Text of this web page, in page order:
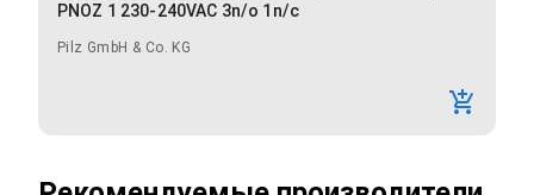
PNOZ 1 230-240VAC 3n/o 1n/c
Pilz GmbH & Co. KG